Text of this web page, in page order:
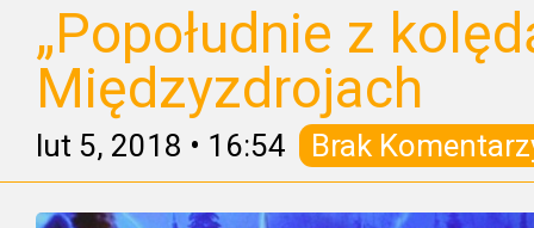
„Popołudnie z
Międzyzdrojach
lut 5, 2018 • 16:54 Brak